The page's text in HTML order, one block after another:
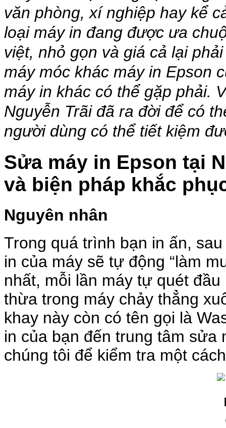
văn phòng, xí nghiệp hay kể
loại máy in đang được ưa
việt, nhỏ gọn và giá cả lại
máy móc khác máy in Epson
máy in khác có thể gặp phải.
Nguyễn Trãi đã ra đời để có
người dùng có thể tiết kiệm
Sửa máy in Epson tại
và biện pháp khắc
Nguyên nhân
Trong quá trình bạn in ấn,
in của máy sẽ tự động “làm
nhất, mỗi lần máy tự quét
thừa trong máy chảy thẳng
khay này còn có tên gọi là
in của bạn đến trung tâm sửa
chúng tôi để kiểm tra một